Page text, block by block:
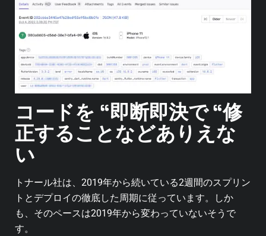
コードを “即断即決で “修
正することなどありえな
い
トナール社は、2019年から続いている2週間のスプリン
トとデプロイの徹底した周期に従っています。しか
も、そのペースは2019年から変わっていないそうで
す。